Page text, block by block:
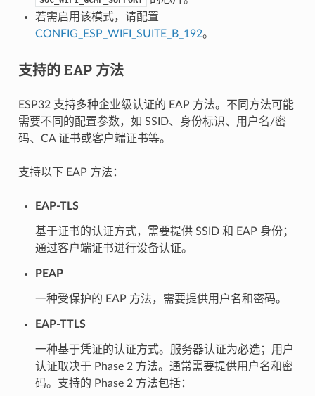
若需启用该模式，请配置
CONFIG_ESP_WIFI_SUITE_B_192。
支持的 EAP 方法
ESP32 支持多种企业级认证的 EAP 方法。不同方法可能
需要不同的配置参数，如 SSID、身份标识、用户名/密
码、CA 证书或客户端证书等。
支持以下 EAP 方法：
EAP-TLS
基于证书的认证方式，需要提供 SSID 和 EAP 身份；
通过客户端证书进行设备认证。
PEAP
一种受保护的 EAP 方法，需要提供用户名和密码。
EAP-TTLS
一种基于凭证的认证方式。服务器认证为必选；用户
认证取决于 Phase 2 方法。通常需要提供用户名和密
码。支持的 Phase 2 方法包括：